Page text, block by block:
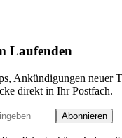
Laufenden
Ankündigungen neuer
direkt in Ihr Postfach.
Abonnieren